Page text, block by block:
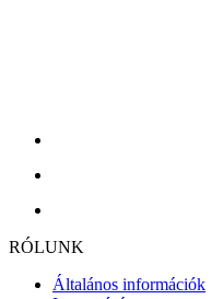
RÓLUNK
Általános információk